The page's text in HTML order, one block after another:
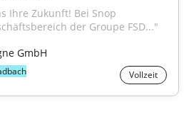
der Groupe FSD..."
GmbH
Vollzeit